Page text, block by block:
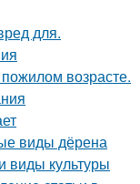
для.
возрасте.
виды дёрена
виды культуры